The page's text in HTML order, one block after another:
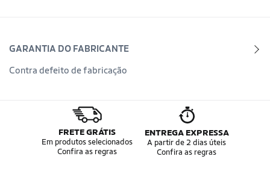
GARANTIA DO FABRICANTE
Contra defeito de fabricação
FRETE GRÁTIS
Em produtos selecionados
Confira as regras
ENTREGA EXPRESSA
A partir de 2 dias úteis
Confira as regras